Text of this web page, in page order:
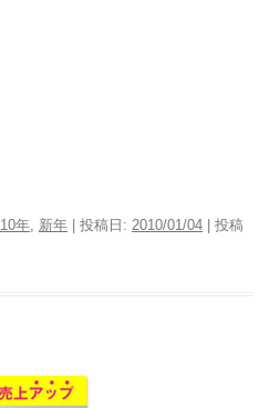
年, 新年 | 投稿日: 2010/01/04
投稿